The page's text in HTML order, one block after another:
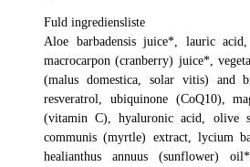
Fuld ingrediensliste
Aloe barbadensis juice*, lauric
macrocarpon (cranberry) juice*,
(malus domestica, solar vitis) and
resveratrol, ubiquinone (CoQ10),
(vitamin C), hyaluronic acid, olive
communis (myrtle) extract, lycium
healianthus annuus (sunflower)